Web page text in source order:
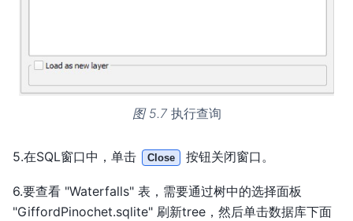
图 5.7 执行查询
5.在SQL窗口中，单击 Close 按钮关闭窗口。
6.要查看 "Waterfalls" 表，需要通过树中的选择面板
"GiffordPinochet.sqlite" 刷新tree，然后单击数据库下面